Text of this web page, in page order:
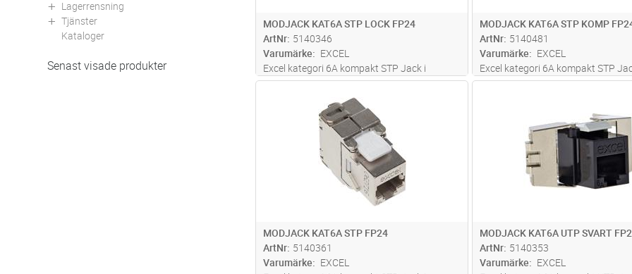
Lagerrensning
Tjänster
Kataloger
Senast visade produkter
MODJACK KAT6A STP LOCK FP24
ArtNr 5140346
Varumärke
EXCEL
Excel kategori 6A kompakt STP Jack i
Keystoneutförande.örsett med integrerad
dammlucka som skyddar kontakten mot
smuts. Med endast 28mm montagedjup är
jacket användbart i de flesta miljöer. 360
MODJACK KAT6A STP KOMP
ArtNr 5140481
Varumärke
EXCEL
Excel kategori 6A kompakt STP
Keystoneutförande. Med endast
miljöer. 360 graders avskärmning
mot alien crosstalk, Montering utan
...läs mer
Lägg i kundvagn
MODJACK KAT6A STP FP24
ArtNr 5140361
Varumärke
EXCEL
MODJACK KAT6A UTP SVART
ArtNr 5140353
Varumärke
EXCEL